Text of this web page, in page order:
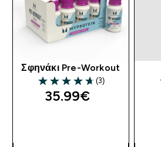
Σφηνάκι Pre-Workout
4.67 out of 5 stars
(3)
35.99€‎